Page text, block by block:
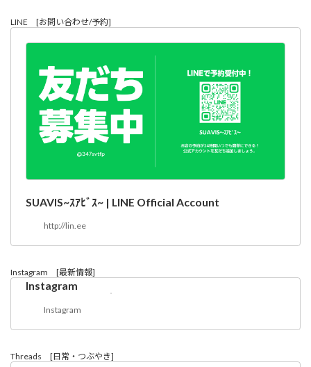
LINE [お問い合わせ/予約]
SUAVIS~ｽｱﾋﾞｽ~ | LINE Official Account
http://lin.ee
Instagram [最新情報]
Instagram
Instagram
Threads [日常・つぶやき]